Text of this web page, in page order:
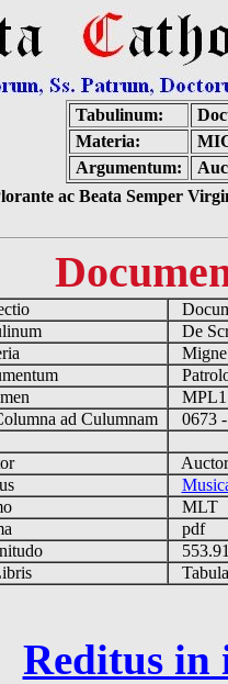
Tabulinum:
Materia:
Argumentum:
ac Beata Semper
De
ad Culumnam
0673
MLT
pdf
Reditus in